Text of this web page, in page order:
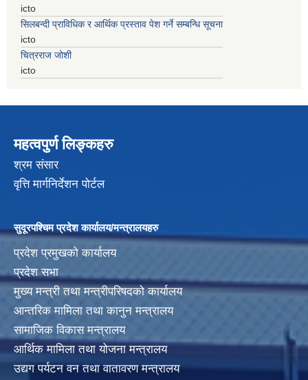
icto
सिलबन्दी प्राविधिक र आर्थिक प्रस्ताव पेश गर्ने सम्बन्धि सूचना
icto
चित्रराज जोशी
icto
महत्वपुर्ण लिङ्कहरु
श्रम संसार
वृत्ति मार्गनिर्देशन पोर्टल
सुदूरपश्चिम प्रदेश कार्यालय/मन्त्रालयहरु
प्रदेश प्रमुखको कार्यालय
प्रदेश सभा
मुख्य मन्त्री तथा मन्त्रीपरिषदको कार्यालय
आन्तरिक मामिला तथा कानुन मन्त्रालय
सामाजिक विकास मन्त्रालय
आर्थिक मामिला तथा योजना मन्त्रालय
उद्यग पर्यटन वन तथा वातावरण मन्त्रालय